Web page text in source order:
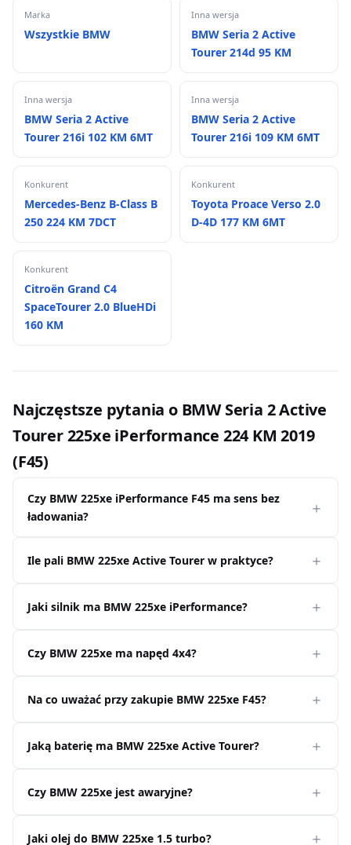
Marka
Wszystkie BMW
Inna wersja
BMW Seria 2 Active
Tourer 214d 95 KM
Inna wersja
BMW Seria 2 Active
Tourer 216i 102 KM 6MT
Inna wersja
BMW Seria 2 Active
Tourer 216i 109 KM 6MT
Konkurent
Mercedes-Benz B-Class B
250 224 KM 7DCT
Konkurent
Toyota Proace Verso 2.0
D-4D 177 KM 6MT
Konkurent
Citroën Grand C4
SpaceTourer 2.0 BlueHDi
160 KM
Najczęstsze pytania o BMW Seria 2 Active
Tourer 225xe iPerformance 224 KM 2019
(F45)
Czy BMW 225xe iPerformance F45 ma sens bez
ładowania?
Ile pali BMW 225xe Active Tourer w praktyce?
Jaki silnik ma BMW 225xe iPerformance?
Czy BMW 225xe ma napęd 4x4?
Na co uważać przy zakupie BMW 225xe F45?
Jaką baterię ma BMW 225xe Active Tourer?
Czy BMW 225xe jest awaryjne?
Jaki olej do BMW 225xe 1.5 turbo?